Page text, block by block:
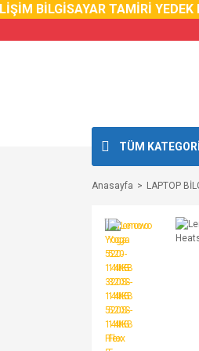
BİLGİSAYAR TAMİRİ YEDEK
TÜM
Anasayfa LAPTOP